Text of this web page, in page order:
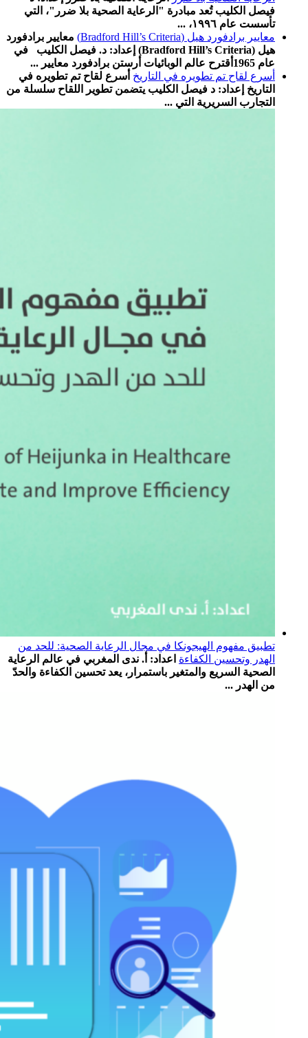
فيصل الكليب تُعد مبادرة "الرعاية الصحية بلا ضرر"، التي
تأسست عام ١٩٩٦، ...
معايير برادفورد هيل (Bradford Hill’s Criteria)
معايير برادفورد
هيل (Bradford Hill’s Criteria) إعداد: د. فيصل الكليب في
عام 1965أقترح عالم الوبائيات أرستن برادفورد معايير ...
أسرع لقاح تم تطویره في التاریخ أسرع لقاح تم تطویره في
التاریخ إعداد: د فیصل الكلیب یتضمن تطویر اللقاح سلسلة من
التجارب السریریة التي ...
تطبيق مفهوم الهيجونكا في مجال الرعاية الصحية: للحد من
الهدر وتحسين الكفاءة اعداد: أ. ندى المغربي في عالم الرعاية
الصحية السريع والمتغير باستمرار، يعد تحسين الكفاءة والحدّ
من الهدر ...